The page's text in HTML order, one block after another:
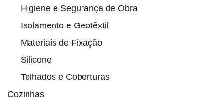
Higiene e Segurança de Obra
Isolamento e Geotêxtil
Materiais de Fixação
Silicone
Telhados e Coberturas
Cozinhas